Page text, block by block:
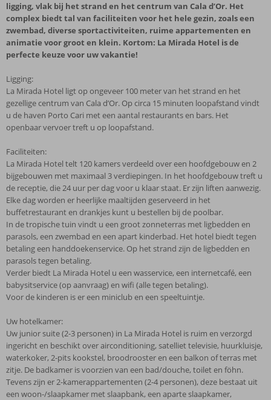
ligging, vlak bij het strand en het centrum van Cala d’Or. Het
complex biedt tal van faciliteiten voor het hele gezin, zoals een
zwembad, diverse sportactiviteiten, ruime appartementen en
animatie voor groot en klein. Kortom: La Mirada Hotel is de
perfecte keuze voor uw vakantie!
Ligging:
La Mirada Hotel ligt op ongeveer 100 meter van het strand en het
gezellige centrum van Cala d’Or. Op circa 15 minuten loopafstand vindt
u de haven Porto Cari met een aantal restaurants en bars. Het
openbaar vervoer treft u op loopafstand.
Faciliteiten:
La Mirada Hotel telt 120 kamers verdeeld over een hoofdgebouw en 2
bijgebouwen met maximaal 3 verdiepingen. In het hoofdgebouw treft u
de receptie, die 24 uur per dag voor u klaar staat. Er zijn liften aanwezig.
Elke dag worden er heerlijke maaltijden geserveerd in het
buffetrestaurant en drankjes kunt u bestellen bij de poolbar.
In de tropische tuin vindt u een groot zonneterras met ligbedden en
parasols, een zwembad en een apart kinderbad. Het hotel biedt tegen
betaling een handdoekenservice. Op het strand zijn de ligbedden en
parasols tegen betaling.
Verder biedt La Mirada Hotel u een wasservice, een internetcafé, een
babysitservice (op aanvraag) en wifi (alle tegen betaling).
Voor de kinderen is er een miniclub en een speeltuintje.
Uw hotelkamer:
Uw junior suite (2-3 personen) in La Mirada Hotel is ruim en verzorgd
ingericht en beschikt over airconditioning, satelliet televisie, huurkluisje,
waterkoker, 2-pits kookstel, broodrooster en een balkon of terras met
zitje. De badkamer is voorzien van een bad/douche, toilet en föhn.
Tevens zijn er 2-kamerappartementen (2-4 personen), deze bestaat uit
een woon-/slaapkamer met slaapbank, een aparte slaapkamer,